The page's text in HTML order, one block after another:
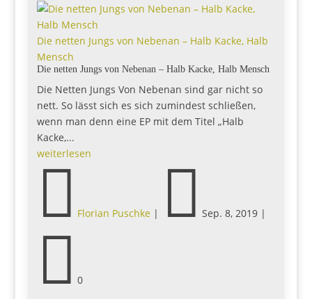
Die netten Jungs von Nebenan – Halb Kacke, Halb
Mensch
Die netten Jungs von Nebenan – Halb Kacke, Halb Mensch
Die Netten Jungs Von Nebenan sind gar nicht so
nett. So lässt sich es sich zumindest schließen,
wenn man denn eine EP mit dem Titel „Halb
Kacke,...
weiterlesen
 Florian Puschke|  Sep. 8, 2019|
 0